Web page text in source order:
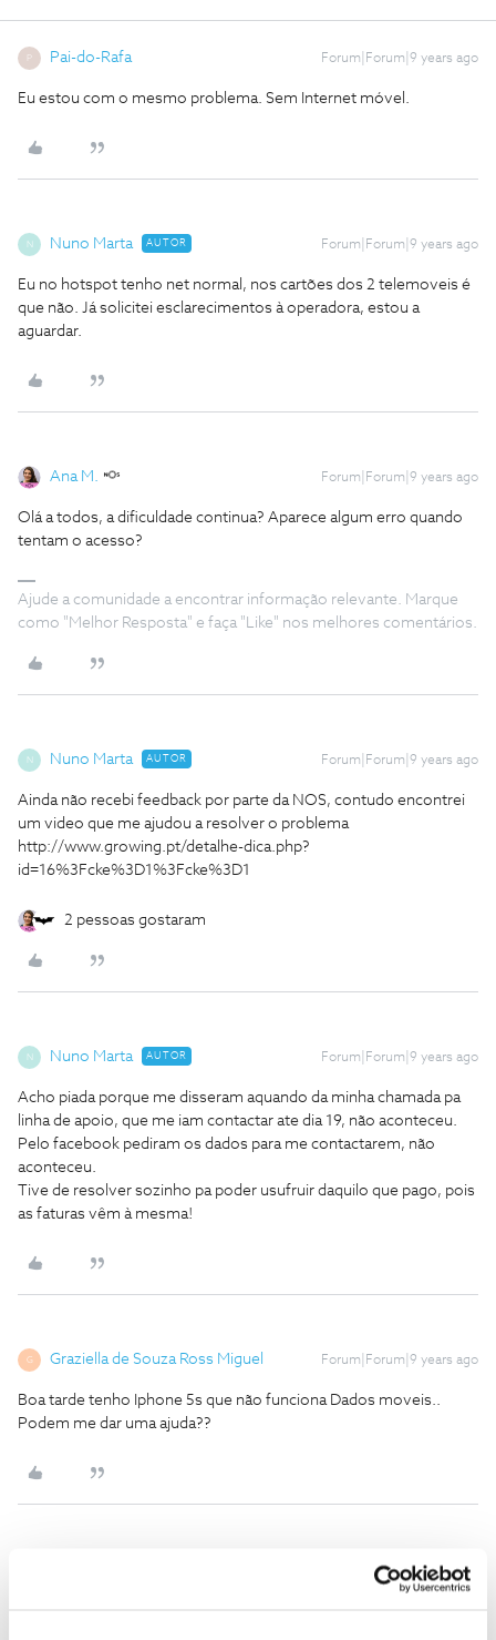
Pai-do-Rafa Forum|Forum|9 years ago
Eu estou com o mesmo problema. Sem Internet móvel.
N Nuno Marta AUTOR Forum|Forum|9 years ago
Eu no hotspot tenho net normal, nos cartões dos 2 telemoveis é
que não. Já solicitei esclarecimentos à operadora, estou a
aguardar.
Ana M. Forum|Forum|9 years ago
Olá a todos, a dificuldade continua? Aparece algum erro quando
tentam o acesso?
Ajude a comunidade a encontrar informação relevante. Marque
como "Melhor Resposta" e faça "Like" nos melhores comentários.
N Nuno Marta AUTOR Forum|Forum|9 years ago
Ainda não recebi feedback por parte da NOS, contudo encontrei
um video que me ajudou a resolver o problema
http://www.growing.pt/detalhe-dica.php?
id=16%3Fcke%3D1%3Fcke%3D1
2 pessoas gostaram
N Nuno Marta AUTOR Forum|Forum|9 years ago
Acho piada porque me disseram aquando da minha chamada pa
linha de apoio, que me iam contactar ate dia 19, não aconteceu.
Pelo facebook pediram os dados para me contactarem, não
aconteceu.
Tive de resolver sozinho pa poder usufruir daquilo que pago, pois
as faturas vêm à mesma!
G Graziella de Souza Ross Miguel Forum|Forum|9 years ago
Boa tarde tenho Iphone 5s que não funciona Dados moveis..
Podem me dar uma ajuda??
Forum|Forum|9 years ago